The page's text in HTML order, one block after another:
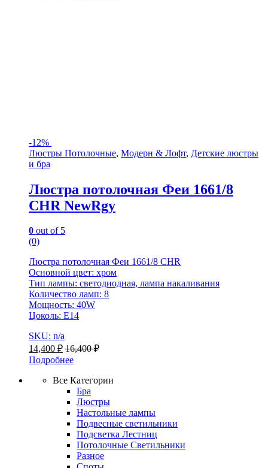
-12%
Люстры Потолочные, Модерн & Лофт, Детские люстры
и бра
Люстра потолочная Феи 1661/8
CHR NewRgy
0 out of 5
(0)
Люстра потолочная Феи 1661/8 CHR
Основной цвет: хром
Тип лампы: светодиодная, лампа накаливания
Количество ламп: 8
Мощность: 40W
Цоколь: E14
SKU: n/a
14,400 ₽ 16,400₽
Подробнее
Все Категории
Бра
Люстры
Настольные лампы
Подвесные светильники
Подсветка Лестниц
Потолочные Светильники
Разное